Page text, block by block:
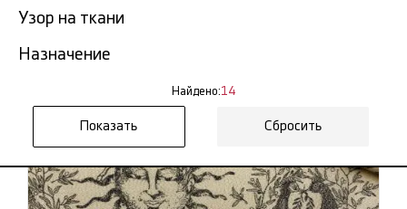
Узор на ткани
Назначение
Найдено:14
Сбросить
NEW